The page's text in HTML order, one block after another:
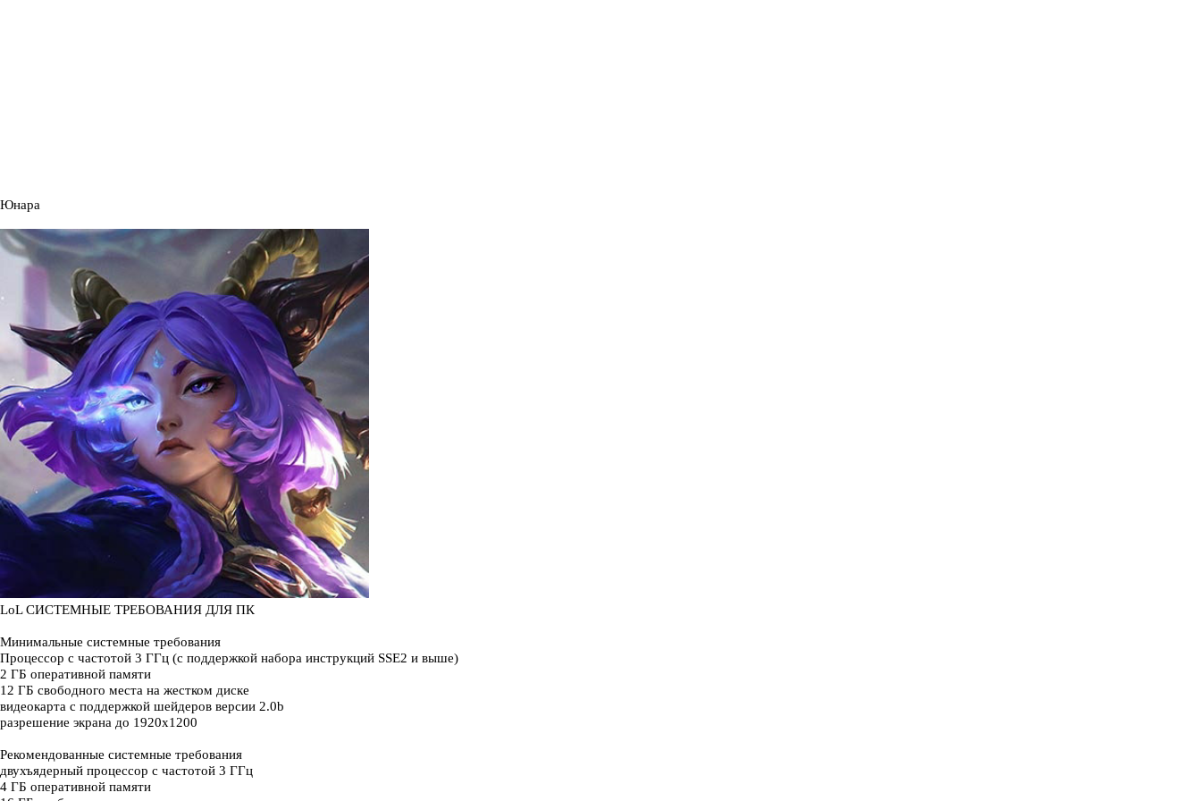
Юнара
LoL СИСТЕМНЫЕ ТРЕБОВАНИЯ ДЛЯ ПК
Минимальные системные требования
Процессор с частотой 3 ГГц (с поддержкой набора инструкций SSE2 и выше)
2 ГБ оперативной памяти
12 ГБ свободного места на жестком диске
видеокарта с поддержкой шейдеров версии 2.0b
разрешение экрана до 1920x1200
Рекомендованные системные требования
двухъядерный процессор с частотой 3 ГГц
4 ГБ оперативной памяти